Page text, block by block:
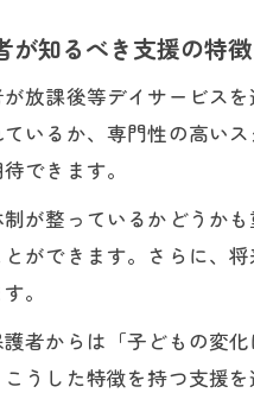
が知るべき支援の特徴
放課後等デイサービス
いるか、専門性の高い
できます。
が整っているかどうか
ができます。さらに、
。
者からは「子どもの変
うした特徴を持つ支援